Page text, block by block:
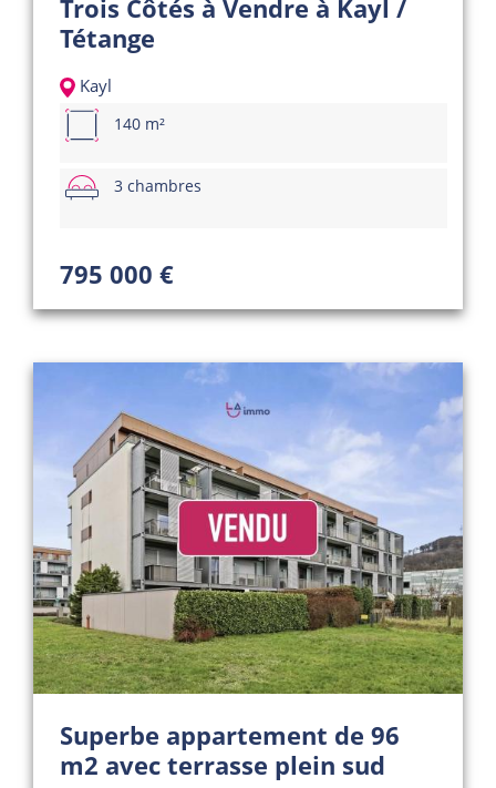
Trois Côtés à Vendre à Kayl /
Tétange
Kayl
140 m²
3 chambres
795 000 €
Superbe appartement de 96
m2 avec terrasse plein sud